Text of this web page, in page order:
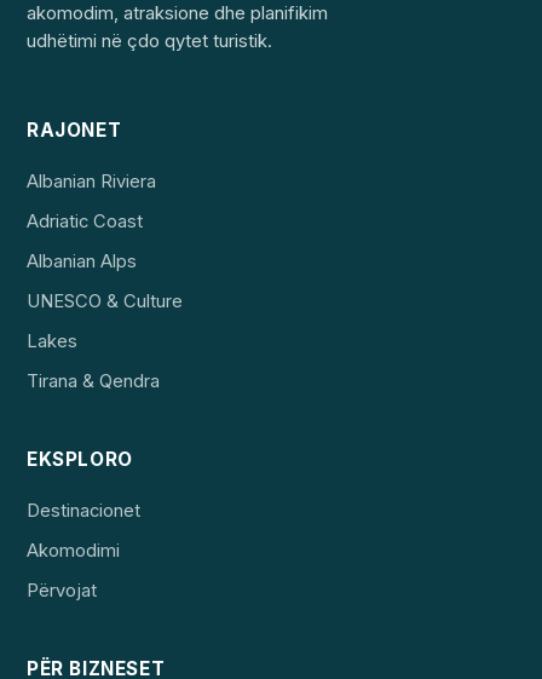
akomodim, atraksione dhe planifikim
udhëtimi në çdo qytet turistik.
RAJONET
Albanian Riviera
Adriatic Coast
Albanian Alps
UNESCO & Culture
Lakes
Tirana & Qendra
EKSPLORO
Destinacionet
Akomodimi
Përvojat
PËR BIZNESET